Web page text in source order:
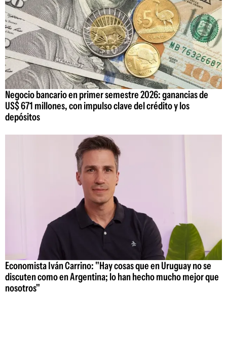
Negocio bancario en primer semestre 2026: ganancias de
US$ 671 millones, con impulso clave del crédito y los
depósitos
Economista Iván Carrino: "Hay cosas que en Uruguay no se
discuten como en Argentina; lo han hecho mucho mejor que
nosotros"